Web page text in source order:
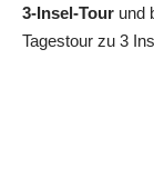
3-Insel-Tour und
Tagestour zu 3